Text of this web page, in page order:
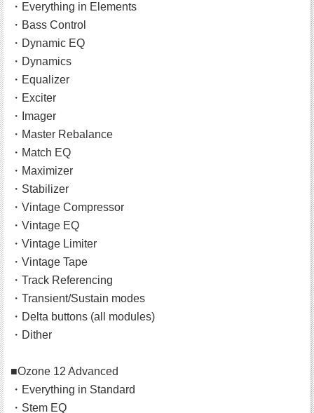
・Everything in Elements
・Bass Control
・Dynamic EQ
・Dynamics
・Equalizer
・Exciter
・Imager
・Master Rebalance
・Match EQ
・Maximizer
・Stabilizer
・Vintage Compressor
・Vintage EQ
・Vintage Limiter
・Vintage Tape
・Track Referencing
・Transient/Sustain modes
・Delta buttons (all modules)
・Dither
■Ozone 12 Advanced
・Everything in Standard
・Stem EQ